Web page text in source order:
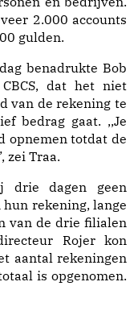
2.000 accounts
gulden.
benadrukte Bob
dat het niet
van de rekening te
bedrag gaat. ,,Je
opnemen totdat de
zei Traa.
drie dagen geen
rekening, lange
van de drie filialen
Rojer kon
aantal rekeningen
is opgenomen.